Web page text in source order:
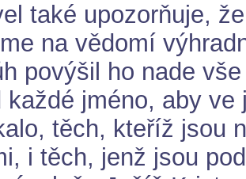
také upozorňuje,
na vědomí
povýšil ho nade
každé jméno, aby
těch, kteříž jsou
i těch, jenž jsou